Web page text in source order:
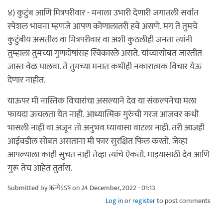
४) कुटुंब आणि मित्रपरीवार - मनाला उभारी देणारी जगातली सर्वात
स्पेशल भावना म्हणजे आपण कोणालातरी हवे असणे. मग ते तुमचे
कुटुंबीय असतील वा मित्रपरीवार वा अशी कुठलीही जनता त्यांनी
तुम्हाला तुमच्या गुणदोषांसह स्विकारले असते. यांच्यासोबत जास्तीत
जास्त वेळ घालवा. ते तुमच्या मनात कधीही नकारात्मक विचार येऊ
देणार नाहीत.
याऊपर मी नास्तिक विचारांचा असल्याने देव या संकल्पनेचा मला
फायदा ऊचलता येत नाही. आध्यात्मिक गुरुंची गरज आजवर कधी
भासली नाही वा अजून तो अनुभव घ्यावासा वाटला नाही. तरी आजही
आईवडील सोबत असताना मी फार सुरक्षित फिल करतो. जेव्हा
आपल्याला काही सुचत नाही तेव्हा त्यांचे ऐकतो. माझ्यासाठी देव आणि
गुरू तेच आहेत तुर्तास.
Submitted byऋन्मेऽऽषon 24 December, 2022 - 01:13
Log inorregisterto post comments